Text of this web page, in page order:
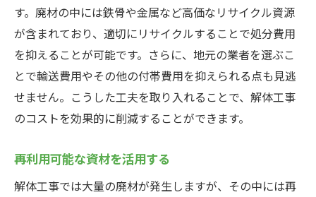
す。廃材の中には鉄骨や金属など高価なリサイクル資源
が含まれており、適切にリサイクルすることで処分費用
を抑えることが可能です。さらに、地元の業者を選ぶこ
とで輸送費用やその他の付帯費用を抑えられる点も見逃
せません。こうした工夫を取り入れることで、解体工事
のコストを効果的に削減することができます。
再利用可能な資材を活用する
解体工事では大量の廃材が発生しますが、その中には再